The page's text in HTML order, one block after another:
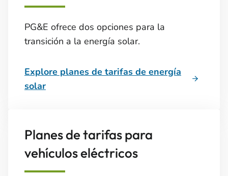
PG&E ofrece dos opciones para la
transición a la energía solar.
Explore planes de tarifas de energía
solar
Planes de tarifas para
vehículos eléctricos